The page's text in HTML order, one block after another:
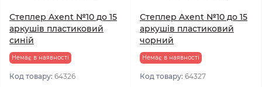
Степлер Axent №10 до 15
аркушів пластиковий
синій
Немає в наявності
Код товару: 64326
Степлер Axent №10 до 15
аркушів пластиковий
чорний
Немає в наявності
Код товару: 64327